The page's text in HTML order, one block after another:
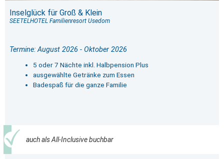
Inselglück für Groß & Klein
SEETELHOTEL Familienresort Usedom
Termine: August 2026 - Oktober 2026
5 oder 7 Nächte inkl. Halbpension Plus
ausgewählte Getränke zum Essen
Badespaß für die ganze Familie
auch als All-Inclusive buchbar